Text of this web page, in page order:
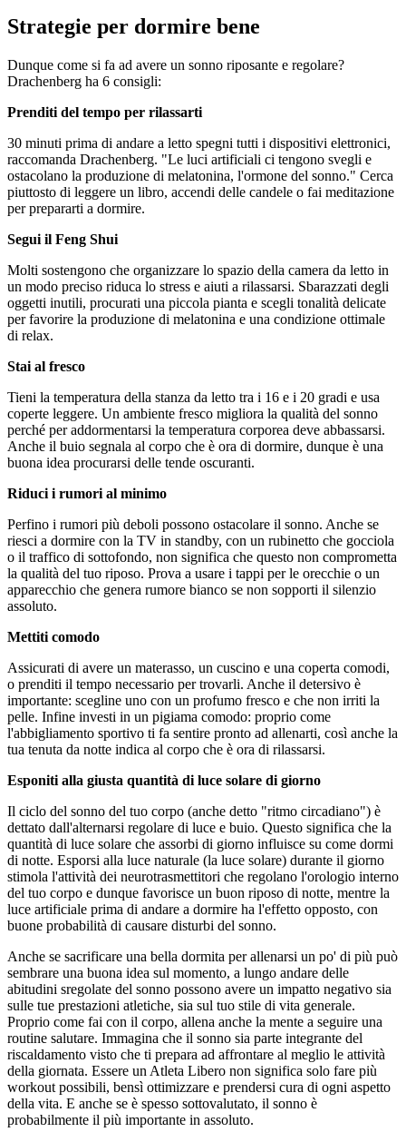
Strategie per dormire bene
Dunque come si fa ad avere un sonno riposante e regolare?
Drachenberg ha 6 consigli:
Prenditi del tempo per rilassarti
30 minuti prima di andare a letto spegni tutti i dispositivi elettronici,
raccomanda Drachenberg. "Le luci artificiali ci tengono svegli e
ostacolano la produzione di melatonina, l'ormone del sonno." Cerca
piuttosto di leggere un libro, accendi delle candele o fai meditazione
per prepararti a dormire.
Segui il Feng Shui
Molti sostengono che organizzare lo spazio della camera da letto in
un modo preciso riduca lo stress e aiuti a rilassarsi. Sbarazzati degli
oggetti inutili, procurati una piccola pianta e scegli tonalità delicate
per favorire la produzione di melatonina e una condizione ottimale
di relax.
Stai al fresco
Tieni la temperatura della stanza da letto tra i 16 e i 20 gradi e usa
coperte leggere. Un ambiente fresco migliora la qualità del sonno
perché per addormentarsi la temperatura corporea deve abbassarsi.
Anche il buio segnala al corpo che è ora di dormire, dunque è una
buona idea procurarsi delle tende oscuranti.
Riduci i rumori al minimo
Perfino i rumori più deboli possono ostacolare il sonno. Anche se
riesci a dormire con la TV in standby, con un rubinetto che gocciola
o il traffico di sottofondo, non significa che questo non comprometta
la qualità del tuo riposo. Prova a usare i tappi per le orecchie o un
apparecchio che genera rumore bianco se non sopporti il silenzio
assoluto.
Mettiti comodo
Assicurati di avere un materasso, un cuscino e una coperta comodi,
o prenditi il tempo necessario per trovarli. Anche il detersivo è
importante: scegline uno con un profumo fresco e che non irriti la
pelle. Infine investi in un pigiama comodo: proprio come
l'abbigliamento sportivo ti fa sentire pronto ad allenarti, così anche la
tua tenuta da notte indica al corpo che è ora di rilassarsi.
Esponiti alla giusta quantità di luce solare di giorno
Il ciclo del sonno del tuo corpo (anche detto "ritmo circadiano") è
dettato dall'alternarsi regolare di luce e buio. Questo significa che la
quantità di luce solare che assorbi di giorno influisce su come dormi
di notte. Esporsi alla luce naturale (la luce solare) durante il giorno
stimola l'attività dei neurotrasmettitori che regolano l'orologio interno
del tuo corpo e dunque favorisce un buon riposo di notte, mentre la
luce artificiale prima di andare a dormire ha l'effetto opposto, con
buone probabilità di causare disturbi del sonno.
Anche se sacrificare una bella dormita per allenarsi un po' di più può
sembrare una buona idea sul momento, a lungo andare delle
abitudini sregolate del sonno possono avere un impatto negativo sia
sulle tue prestazioni atletiche, sia sul tuo stile di vita generale.
Proprio come fai con il corpo, allena anche la mente a seguire una
routine salutare. Immagina che il sonno sia parte integrante del
riscaldamento visto che ti prepara ad affrontare al meglio le attività
della giornata. Essere un Atleta Libero non significa solo fare più
workout possibili, bensì ottimizzare e prendersi cura di ogni aspetto
della vita. E anche se è spesso sottovalutato, il sonno è
probabilmente il più importante in assoluto.